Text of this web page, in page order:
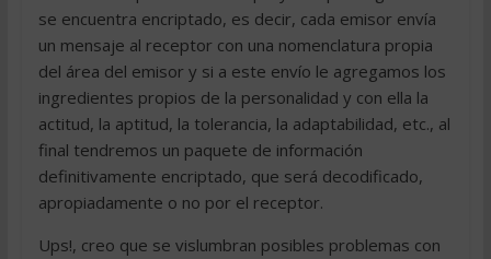
se encuentra encriptado, es decir, cada emisor envía
un mensaje al receptor con una nomenclatura propia
del área del emisor y si a este envío le agregamos los
ingredientes propios de la personalidad y con ella la
actitud, la aptitud, la tolerancia, la adaptabilidad, etc., al
final tendremos un paquete de información
definitivamente encriptado, que será decodificado,
apropiadamente o no por el receptor.
Ups!, creo que se vislumbran posibles problemas con